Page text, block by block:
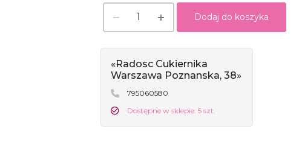
Dodaj do koszyka
«Radosc Cukiernika
Warszawa Poznanska, 38»
795060580
Dostępne w sklepie: 5 szt.